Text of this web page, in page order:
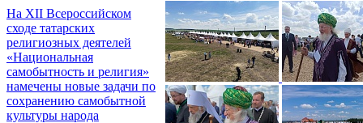
На XII Всероссийском
сходе татарских
религиозных деятелей
«Национальная
самобытность и религия»
намечены новые задачи по
сохранению самобытной
культуры народа